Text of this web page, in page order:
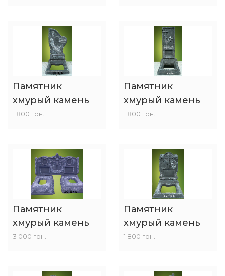
Памятник
хмурый камень
1 800 грн.
Памятник
хмурый камень
1 800 грн.
Памятник
хмурый камень
3 000 грн.
Памятник
хмурый камень
1 800 грн.